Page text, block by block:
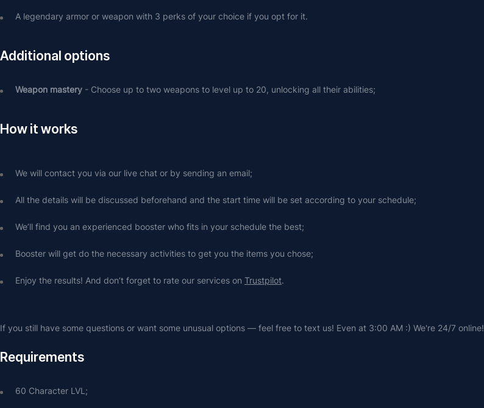
A legendary armor or weapon with 3 perks of your choice if you opt for it.
Additional options
Weapon mastery - Choose up to two weapons to level up to 20, unlocking all their abilities;
How it works
We will contact you via our live chat or by sending an email;
All the details will be discussed beforehand and the start time will be set according to your schedule;
We’ll find you an experienced booster who fits in your schedule the best;
Booster will get do the necessary activities to get you the items you chose;
Enjoy the results! And don’t forget to rate our services on Trustpilot.
If you still have some questions or want some unusual options — feel free to text us! Even at 3:00 AM :) We're 24/7 online!
Requirements
60 Character LVL;